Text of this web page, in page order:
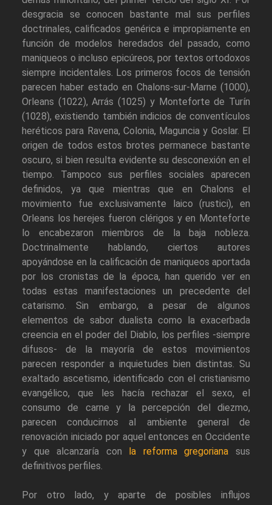
desgracia se conocen bastante mal sus perfiles
doctrinales, calificados genérica e impropiamente en
función de modelos heredados del pasado, como
maniqueos o incluso epicúreos, por textos ortodoxos
siempre incidentales. Los primeros focos de tensión
parecen haber estado en Chalons-sur-Marne (1000),
Orleans (1022), Arrás (1025) y Monteforte de Turín
(1028), existiendo también indicios de conventículos
heréticos para Ravena, Colonia, Maguncia y Goslar. El
origen de todos estos brotes permanece bastante
oscuro, si bien resulta evidente su desconexión en el
tiempo. Tampoco sus perfiles sociales aparecen
definidos, ya que mientras que en Chalons el
movimiento fue exclusivamente laico (rustici), en
Orleans los herejes fueron clérigos y en Monteforte
lo encabezaron miembros de la baja nobleza.
Doctrinalmente hablando, ciertos autores
apoyándose en la calificación de maniqueos aportada
por los cronistas de la época, han querido ver en
todas estas manifestaciones un precedente del
catarismo. Sin embargo, a pesar de algunos
elementos de sabor dualista como la exacerbada
creencia en el poder del Diablo, los perfiles -siempre
difusos- de la mayoría de estos movimientos
parecen responder a inquietudes bien distintas. Su
exaltado ascetismo, identificado con el cristianismo
evangélico, que les hacía rechazar el sexo, el
consumo de carne y la percepción del diezmo,
parecen conducirnos al ambiente general de
renovación iniciado por aquel entonces en Occidente
y que alcanzaría con
la reforma gregoriana sus
definitivos perfiles.
Por otro lado, y aparte de posibles influjos